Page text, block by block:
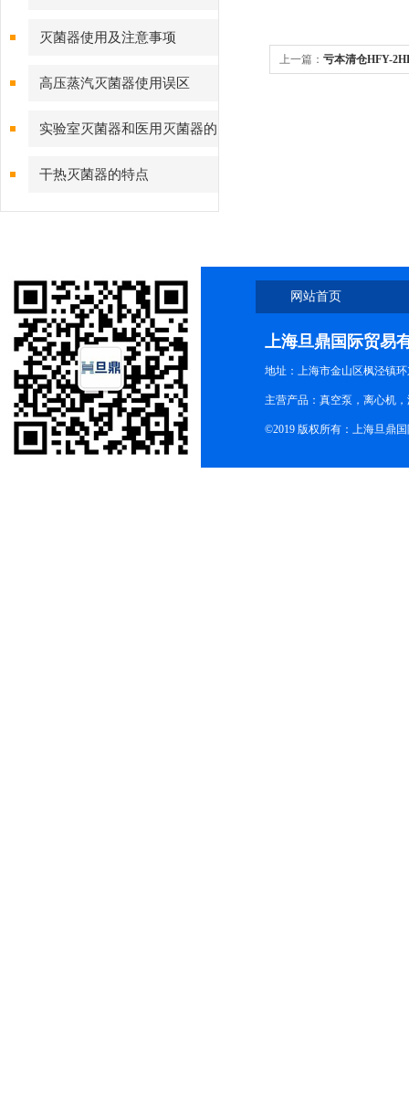
使用方法
灭菌器使用及注意事项
高压蒸汽灭菌器使用误区
实验室灭菌器和医用灭菌器的
使用区别
干热灭菌器的特点
上一篇： 亏本清仓HFY-
网站首页
上海旦鼎国际贸易
地址：上海市金山区枫泾镇
主营产品：真空泵，离心机
©2019 版权所有：上海旦鼎